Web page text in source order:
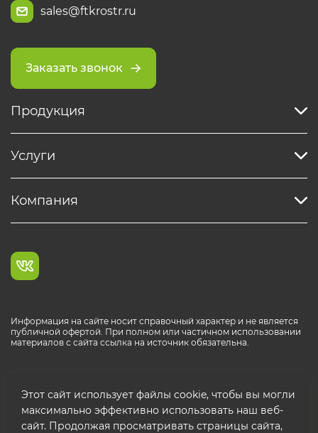
sales@ftkrostr.ru
Заказать звонок
Продукция
Услуги
Компания
Информация на сайте носит справочный характер и не является
публичной офертой. При полном или частичном использовании
материалов с сайта ссылка на источник обязательна.
Этот сайт использует файлы cookie, чтобы вы могли
максимально эффективно использовать наш веб-
сайт. Продолжая просматривать страницы сайта,